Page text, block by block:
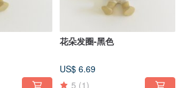
花朵发圈-黑色
US$ 6.69
5 (1)